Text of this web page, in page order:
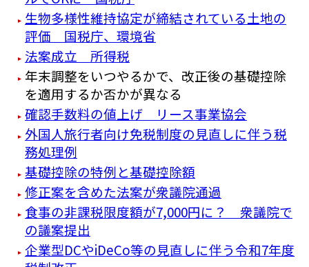
生物多様性維持協定が締結されている土地の
評価 国税庁、環境省
法案成立 所得税
年末調整をいつやるかで、改正後の基礎控除
を適用するか否かが異なる
確認手数料の値上げ リース事業協会
外国人旅行者向け免税制度の見直しに伴う税
務処理例
基礎控除の特例と基礎控除額
修正案を含めた法案が衆議院通過
食事の非課税限度額が7,000円に？ 衆議院で
の議案提出
企業型DCやiDeCo等の見直しに伴う令和7年度